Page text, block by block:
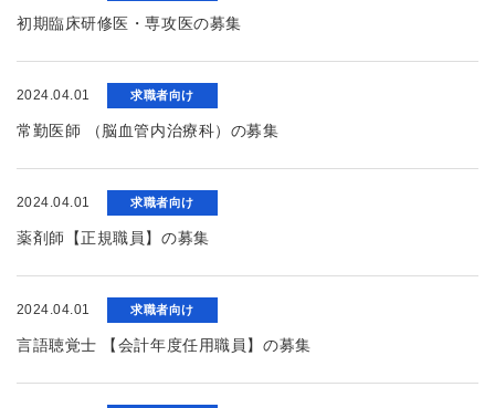
初期臨床研修医・専攻医の募集
2024.04.01 求職者向け
常勤医師 （脳血管内治療科）の募集
2024.04.01 求職者向け
薬剤師【正規職員】の募集
2024.04.01 求職者向け
言語聴覚士 【会計年度任用職員】の募集